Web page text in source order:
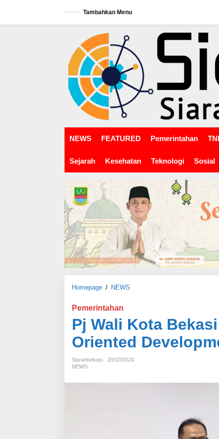
w
Tambahkan Menu
NEWS FEATURED Pemerintahan
Sejarah Kesehatan Teknologi Sosial
Homepage / NEWS
l
K
t
Pemerintahan
Pj Wali Kota
Oriented
Siaranbekasi
29/10/2024
NEWS